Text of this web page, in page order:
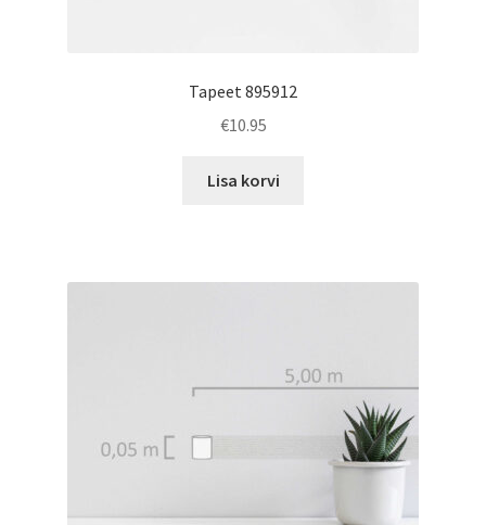
Tapeet 895912
€10.95
Lisa korvi